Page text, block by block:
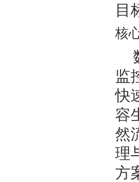
目
核
监
快
容
然
理
方